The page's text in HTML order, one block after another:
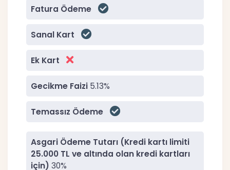
Fatura Ödeme
Sanal Kart
Ek Kart
Gecikme Faizi 5.13%
Temassız Ödeme
Asgari Ödeme Tutarı (Kredi kartı limiti
25.000 TL ve altında olan kredi kartları
için) 30%